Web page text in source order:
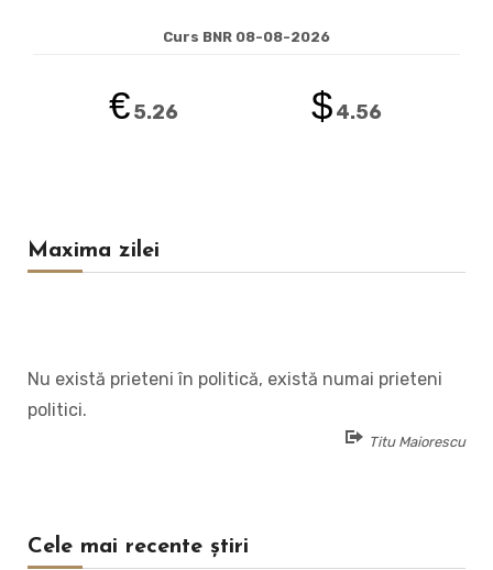
Curs BNR 08-08-2026
€5.26 $4.56
Maxima zilei
Nu există prieteni în politică, există numai prieteni
politici.
Titu Maiorescu
Cele mai recente știri